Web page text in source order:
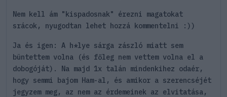
Nem kell ám "kispadosnak" érezni magatokat
srácok, nyugodtan lehet hozzá kommentelni :))
Ja és igen: A h*lye sárga zászló miatt sem
büntettem volna (és főleg nem vettem volna el a
dobogóját). Na majd 1x talán mindenkihez odaér,
hogy semmi bajom Ham-al, és amikor a szerencséjét
jegyzem meg, az nem az érdemeinek az elvitatása,